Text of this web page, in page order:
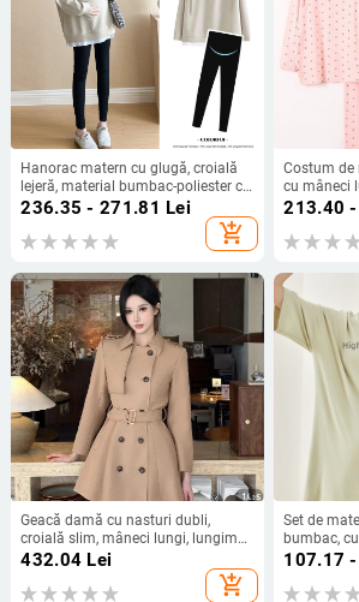
Hanorac matern cu glugă, croială
lejeră, material bumbac-poliester cu
până la 30% poliester, mâneci lungi,
236.35 - 271.81 Lei
add_shopping_cart
Costum
cu mâneci
bumbac,
213.40
Geacă damă cu nasturi dubli,
croială slim, mâneci lungi, lungime
medie, guler sacou; țesătură din
cânepă cu fibre regenerabile de
celuloză (>95%), toamnă 2025
432.04 Lei
add_shopping_cart
Set de
bumbac,
respirabil
107.17